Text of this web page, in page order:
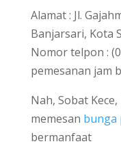
Alamat : Jl.
Banjarsari, Kota
Nomor telpon :
pemesanan jam
Nah, Sobat
memesan bunga
bermanfaat